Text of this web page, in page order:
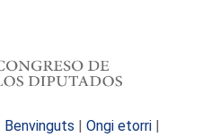
Benvinguts | Ongi etorri |